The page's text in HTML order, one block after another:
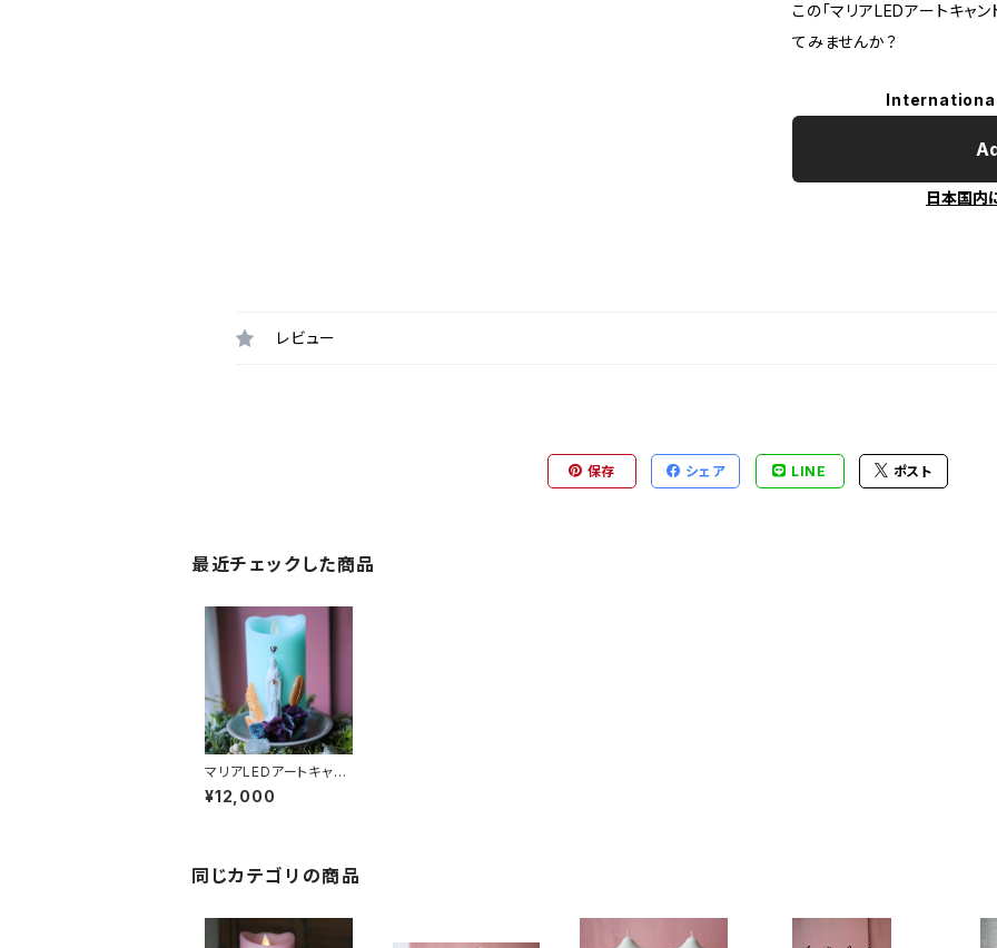
この「マリアLEDアートキャ
てみませんか？
日本国内
レビュー
保存 シェア LINE ポスト
最近チェックした商品
マリアLEDアートキャン
ドル Lサイズ ブルー
¥12,000
同じカテゴリの商品